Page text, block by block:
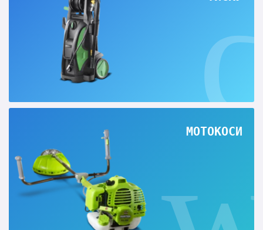
МОТОКОСИ